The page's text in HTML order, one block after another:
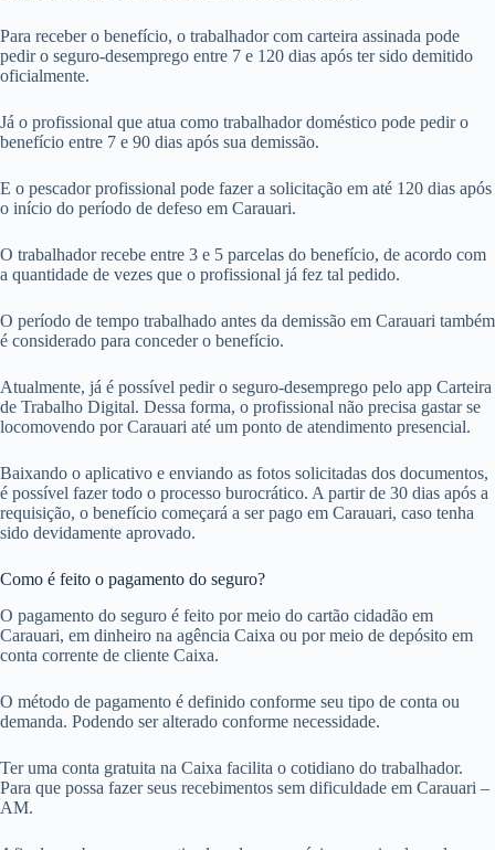
Para receber o benefício, o trabalhador com carteira assinada pode
pedir o seguro-desemprego entre 7 e 120 dias após ter sido demitido
oficialmente.
Já o profissional que atua como trabalhador doméstico pode pedir o
benefício entre 7 e 90 dias após sua demissão.
E o pescador profissional pode fazer a solicitação em até 120 dias após
o início do período de defeso em Carauari.
O trabalhador recebe entre 3 e 5 parcelas do benefício, de acordo com
a quantidade de vezes que o profissional já fez tal pedido.
O período de tempo trabalhado antes da demissão em Carauari também
é considerado para conceder o benefício.
Atualmente, já é possível pedir o seguro-desemprego pelo app Carteira
de Trabalho Digital. Dessa forma, o profissional não precisa gastar se
locomovendo por Carauari até um ponto de atendimento presencial.
Baixando o aplicativo e enviando as fotos solicitadas dos documentos,
é possível fazer todo o processo burocrático. A partir de 30 dias após a
requisição, o benefício começará a ser pago em Carauari, caso tenha
sido devidamente aprovado.
Como é feito o pagamento do seguro?
O pagamento do seguro é feito por meio do cartão cidadão em
Carauari, em dinheiro na agência Caixa ou por meio de depósito em
conta corrente de cliente Caixa.
O método de pagamento é definido conforme seu tipo de conta ou
demanda. Podendo ser alterado conforme necessidade.
Ter uma conta gratuita na Caixa facilita o cotidiano do trabalhador.
Para que possa fazer seus recebimentos sem dificuldade em Carauari –
AM.